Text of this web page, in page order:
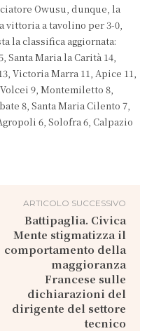
Owusu, dunque, la
vittoria a tavolino per 3-0,
la classifica aggiornata:
Santa Maria la Carità 14,
Victoria Marra 11, Apice 11,
9, Montemiletto 8,
8, Santa Maria Cilento 7,
6, Solofra 6, Calpazio
ARTICOLO SUCCESSIVO
Battipaglia. Civica
Mente stigmatizza il
comportamento della
maggioranza
Francese sulle
dichiarazioni del
dirigente del settore
tecnico